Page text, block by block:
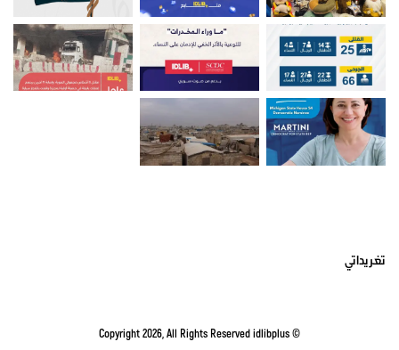
تغريداتي
© Copyright 2026, All Rights Reserved
idlibplus